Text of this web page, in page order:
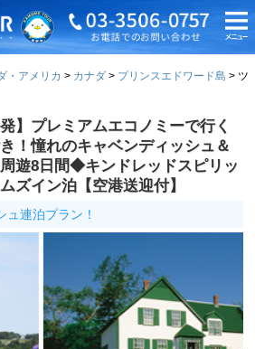
・アメリカ カナダ プリンスエドワード島
ツ
】プレミアムエコノミーで行く
！憧れのキャベンディッシュ＆
遊8日間◆キンドレッドスピリッ
ズイン泊【空港送迎付】
連泊プラン！